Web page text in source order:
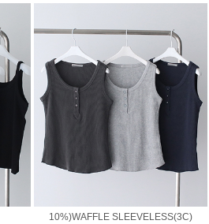
10%)WAFFLE SLEEVELESS(3C)